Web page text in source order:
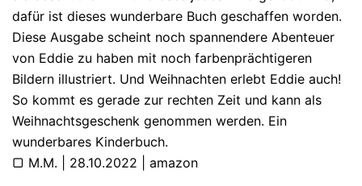
dafür ist dieses wunderbare Buch geschaffen worden.
Diese Ausgabe scheint noch spannendere Abenteuer
von Eddie zu haben mit noch farbenprächtigeren
Bildern illustriert. Und Weihnachten erlebt Eddie auch!
So kommt es gerade zur rechten Zeit und kann als
Weihnachtsgeschenk genommen werden. Ein
wunderbares Kinderbuch.
▢ M.M. | 28.10.2022 | amazon